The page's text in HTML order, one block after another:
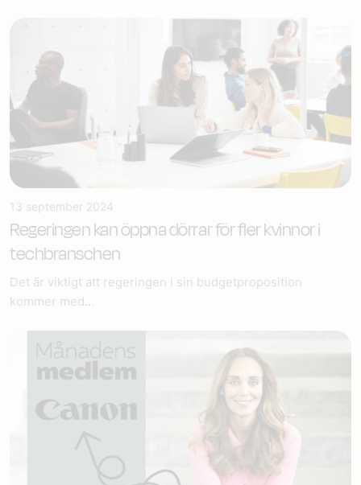
13 september 2024
Regeringen kan öppna dörrar för fler kvinnor i
techbranschen
Det är viktigt att regeringen i sin budgetproposition
kommer med...